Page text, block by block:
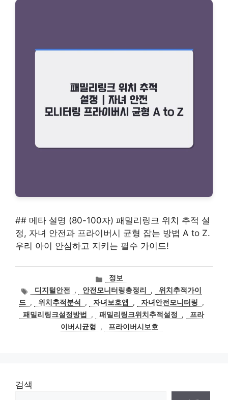
## 메타 설명 (80-100자) 패밀리링크 위치 추적 설
정, 자녀 안전과 프라이버시 균형 잡는 방법 A to Z.
우리 아이 안심하고 지키는 필수 가이드!
카
테
고
리
정보
태디지털안전 , 안전모니터링총정리 ,
위치추적가이
드 , 위치추적분석 , 자녀보호앱 , 자녀안전모니터링
,
패밀리링크설정방법
, 패밀리링크위치추적설정 ,
프라
이버시균형
, 프라이버시보호
검색